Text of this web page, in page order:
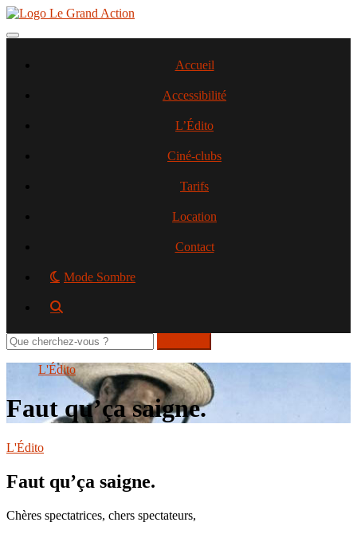
Aller
contenu
Toggle navigation
Accueil
Accessibilité
L’Édito
Ciné-clubs
Tarifs
Location
Contact
Mode Sombre
Rechercher
sur
L'Édito
Faut qu’ça saigne.
L'Édito
Faut qu’ça saigne.
Chères spectatrices, chers spectateurs,